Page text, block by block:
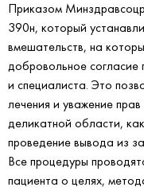
Приказом
390н, который
вмешательств, на
добровольное согласие
и специалиста. Это
лечения и уважение
деликатной области,
проведение вывода из
Все процедуры
пациента о целях,